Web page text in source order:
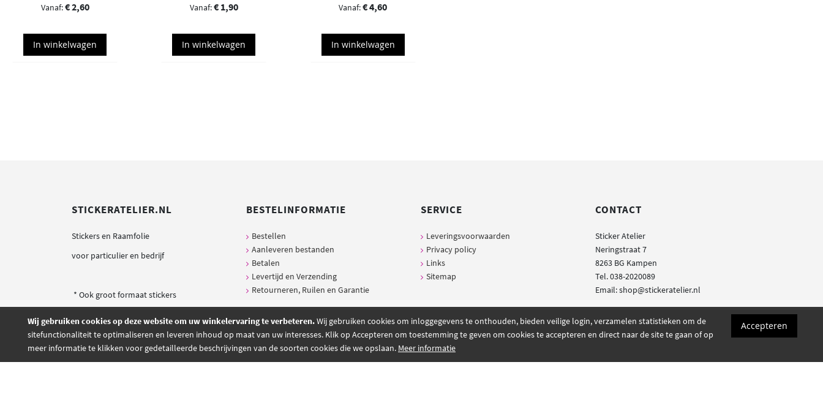
Wij gebruiken cookies op deze website om uw winkelervaring te verbeteren.Wij gebruiken cookies om inloggegevens te onthouden, bieden veilige login, verzamelen statistieken om de
sitefunctionaliteit te optimaliseren en leveren inhoud op maat van uw interesses. Klik op Accepteren om toestemming te geven om cookies te accepteren en direct naar de site te gaan of op
meer informatie te klikken voor gedetailleerde beschrijvingen van de soorten cookies die we opslaan. Meer informatie
Accepteren
€ 2,60
In winkelwagen
€ 1,90
In winkelwagen
€ 4,60
In winkelwagen
STICKERATELIER.NL
Stickers en Raamfolie
voor particulier en bedrijf
* Ook groot formaat stickers
BESTELINFORMATIE
Bestellen
Aanleveren bestanden
Betalen
Levertijd en Verzending
Retourneren, Ruilen en Garantie
SERVICE
Leveringsvoorwaarden
Privacy policy
Links
Sitemap
CONTACT
Sticker Atelier
Neringstraat 7
8263 BG Kampen
Tel. 038-2020089
Email: shop@stickeratelier.nl